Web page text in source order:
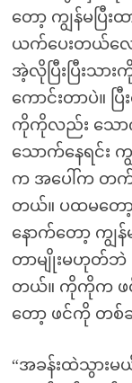
တော့ ကျွန်မပြီး
ယက်ပေးတယ်လေ
အဲ့လိုပြီးပြီးသ
ကောင်းတာပဲ။
ကိုကိုလည်း သော
သောက်နေရင်း
က အပေါ်က တက်
တယ်။ ပထမတော့
နောက်တော့ ကျွ
တာမျိုးမဟုတ်ဘဲ ဖ
တယ်။ ကိုကိုက ဖင်
တော့ ဖင်ကို တစ်
“အခန်းထဲသွား